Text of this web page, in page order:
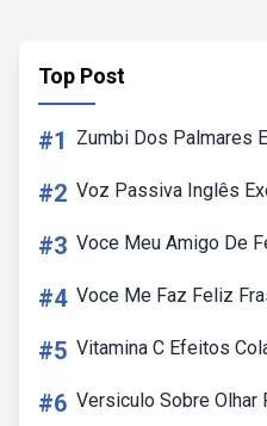
Top Post
#1 Zumbi Dos Palmares
#2 Voz Passiva Inglês
#3 Voce Meu Amigo De
#4 Voce Me Faz Feliz
#5 Vitamina C Efeitos
#6 Versiculo Sobre Olhar